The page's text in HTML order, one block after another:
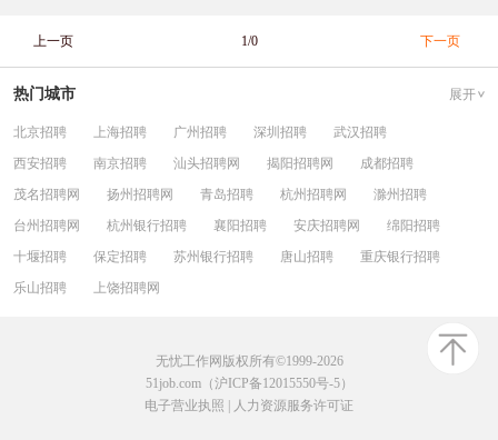
上一页 1/0 下一页
热门城市 展开
北京招聘 上海招聘 广州招聘 深圳招聘
武汉招聘
西安招聘
南京招聘 汕头招聘网 揭阳招聘网
成都招聘
茂名招聘网
扬州招聘网 青岛招聘 杭州招聘网
滁州招聘
台州招聘网
杭州银行招聘 襄阳招聘 安庆招聘网
绵阳招聘
十堰招聘
保定招聘 苏州银行招聘 唐山招聘
重庆银行招聘
乐山招聘
上饶招聘网
无忧工作网版权所有©1999-2026
51job.com（沪ICP备12015550号-5）
电子营业执照
人力资源服务许可证